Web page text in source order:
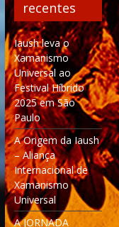
recentes
Iaush leva o
Xamanismo
Universal ao
Festival Híbrido
2025 em São
Paulo
A Origem da Iaush
– Aliança
Internacional de
Xamanismo
Universal
A JORNADA